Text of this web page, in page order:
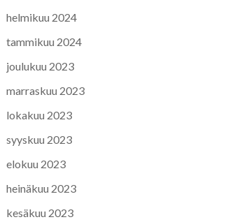
helmikuu 2024
tammikuu 2024
joulukuu 2023
marraskuu 2023
lokakuu 2023
syyskuu 2023
elokuu 2023
heinäkuu 2023
kesäkuu 2023